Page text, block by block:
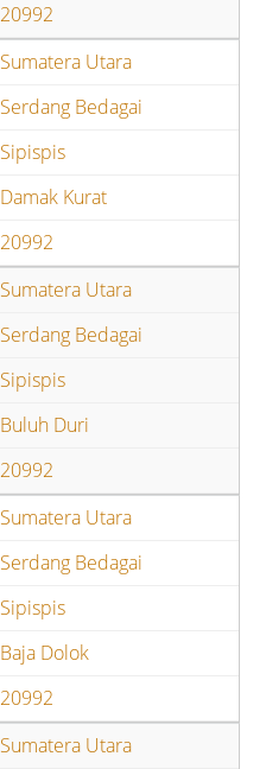
20992
Sumatera Utara
Serdang Bedagai
Sipispis
Damak Kurat
20992
Sumatera Utara
Serdang Bedagai
Sipispis
Buluh Duri
20992
Sumatera Utara
Serdang Bedagai
Sipispis
Baja Dolok
20992
Sumatera Utara